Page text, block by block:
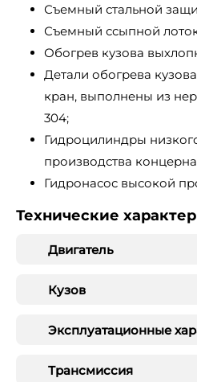
Съемный стальной
Съемный ссыпной
Обогрев кузова
Детали обогрева
кран, выполнены из
304;
Гидроцилиндры
производства
Гидронасос высокой
Технические
Двигатель
Кузов
Эксплуатационные
Трансмиссия